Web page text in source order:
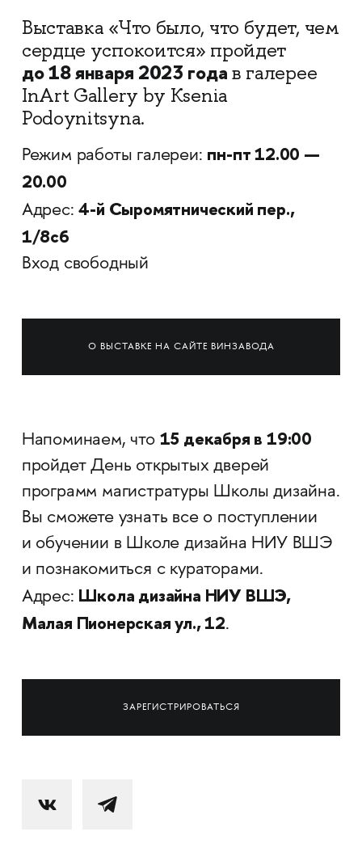
Выставка «Что было, что будет, чем
сердце успокоится» пройдет
до 18 января 2023 года в галерее
InArt Gallery by Ksenia
Podoynitsyna.
Режим работы галереи: пн-пт 12.00 —
20.00
Адрес:4-й Сыромятнический пер.,
1/8с6
Вход свободный
О ВЫСТАВКЕ НА САЙТЕ ВИНЗАВОДА
Напоминаем, что 15 декабря в 19:00
пройдет День открытых дверей
программ магистратуры Школы дизайна.
Вы сможете узнать все о поступлении
и обучении в Школе дизайна НИУ ВШЭ
и познакомиться с кураторами.
Адрес: Школа дизайна НИУ ВШЭ,
Малая Пионерская ул., 12.
ЗАРЕГИСТРИРОВАТЬСЯ